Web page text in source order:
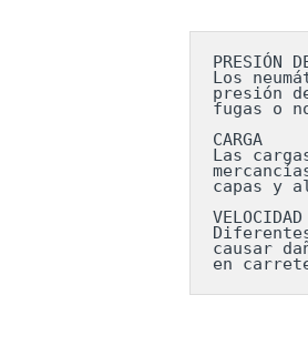
PRESIÓN
Los
presión
fugas o
CARGA
Las
capas y
VELOCIDAD
causar
en